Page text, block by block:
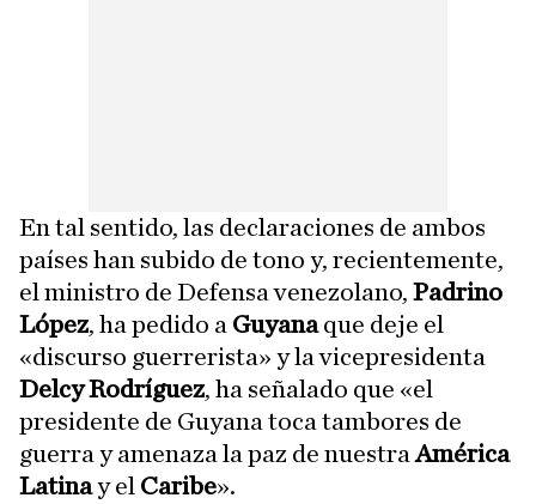
En tal sentido, las declaraciones de ambos
países han subido de tono y, recientemente,
el ministro de Defensa venezolano, Padrino
López, ha pedido a Guyanaque deje el
«discurso guerrerista» y la vicepresidenta
Delcy Rodríguez, ha señalado que «el
presidente de Guyana toca tambores de
guerra y amenaza la paz de nuestraAmérica
Latinay el Caribe».